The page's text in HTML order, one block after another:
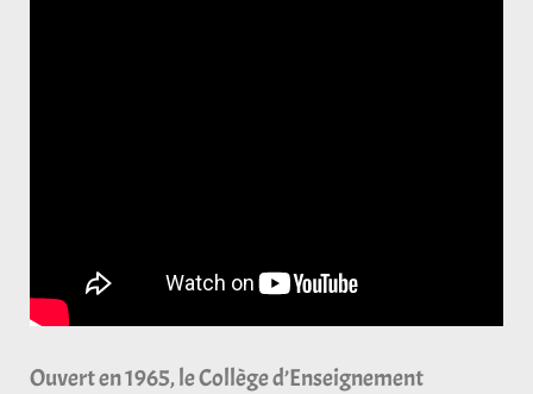
Ouvert en 1965, le Collège d’Enseignement